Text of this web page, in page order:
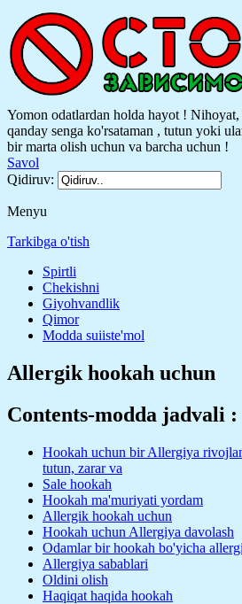
Yomon odatlardan holda hayot !
qanday senga ko'rsataman , tutun yoki
bir marta olish uchun va barcha uchun !
Savol
Qidiruv:
Menyu
Tarkibga o'tish
Spirtli
Chekishni
Giyohvandlik
Qimor
Modda suiiste'mol
Allergik hookah uchun
Contents-modda jadvali :
Hookah uchun bir Allergiya
tutun, zarar va
Sale hookah
Hookah ma'muriyati yordam
Allergik hookah uchun
Hookah uchun Allergiya davolash
Odamlar bir hookah bo'yicha
Allergiya sabablari
Oldini olish
Haqiqat haqida hookah